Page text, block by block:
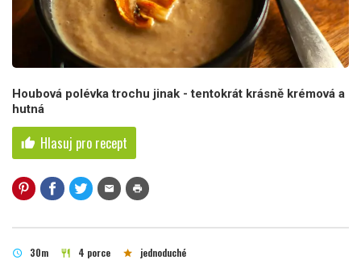
Houbová polévka trochu jinak - tentokrát krásně krémová a
hutná
thumb_up Hlasuj pro recept
mail print
schedule 30m restaurant 4 porce star jednoduché